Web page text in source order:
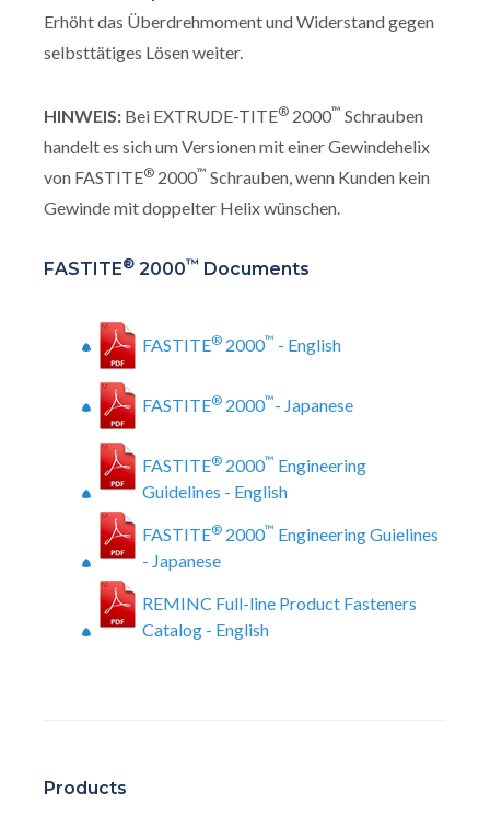
Erhöht das Überdrehmoment und Widerstand gegen
selbsttätiges Lösen weiter.
HINWEIS: Bei EXTRUDE-TITE® 2000™ Schrauben
handelt es sich um Versionen mit einer Gewindehelix
von FASTITE® 2000™ Schrauben, wenn Kunden kein
Gewinde mit doppelter Helix wünschen.
FASTITE® 2000™ Documents
FASTITE® 2000™ - English
FASTITE® 2000™- Japanese
FASTITE® 2000™ Engineering
Guidelines - English
FASTITE® 2000™ Engineering Guielines
- Japanese
REMINC Full-line Product Fasteners
Catalog - English
Products